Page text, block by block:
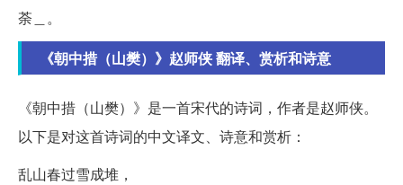
荼＿。
《朝中措（山樊）》赵师侠 翻译、赏析和诗意
《朝中措（山樊）》是一首宋代的诗词，作者是赵师侠。
以下是对这首诗词的中文译文、诗意和赏析：
乱山春过雪成堆，